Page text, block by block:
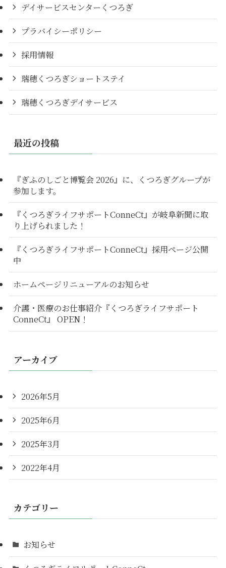
デイサービスセンターくつろぎ
プラバイシーポリシー
採用情報
瑞穂くつろぎショートステイ
瑞穂くつろぎデイサービス
最近の投稿
『ぎふのしごと博覧会 2026』に、くつろぎグループが
参加します。
『くつろぎライフサポートConneCt』が岐阜新聞に取
り上げられました！
『くつろぎライフサポートConneCt』採用ページ公開
中
ホームページリニューアルのお知らせ
介護・医療のお仕事紹介『くつろぎライフサポート
ConneCt』 OPEN！
アーカイブ
2026年5月
2025年6月
2025年3月
2022年4月
カテゴリー
お知らせ